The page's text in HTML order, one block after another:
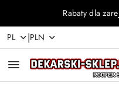
Przejdź do treści
Przejdź do
Przejdź do moje
Przejdź do menu
Przejdź do stopki
Rabaty dla
PL |PLN